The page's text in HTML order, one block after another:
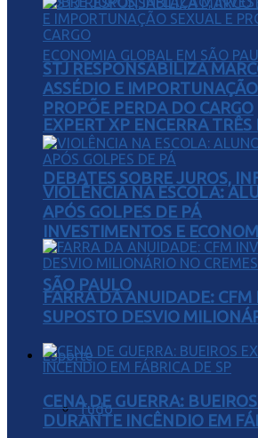
EXPERT XP ENCERRA TRÊS
DEBATES SOBRE JUROS,
INVESTIMENTOS E
SÃO PAULO
Esporte
Tudo
STJ RESPONSABILIZA
ASSÉDIO E
PROPÕE PERDA DO CARGO
VIOLÊNCIA NA ESCOLA:
APÓS GOLPES DE PÁ
FARRA DA ANUIDADE: CFM
SUPOSTO DESVIO
CENA DE GUERRA:
DURANTE INCÊNDIO EM